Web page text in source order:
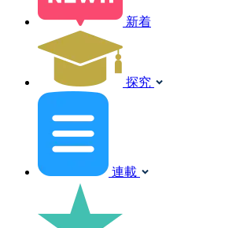
新着
探究
連載